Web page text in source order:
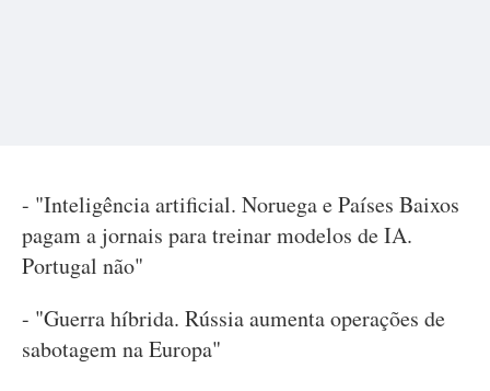
- "Inteligência artificial. Noruega e Países Baixos
pagam a jornais para treinar modelos de IA.
Portugal não"
- "Guerra híbrida. Rússia aumenta operações de
sabotagem na Europa"